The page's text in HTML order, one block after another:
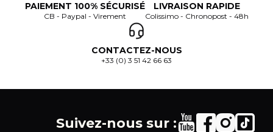
PAIEMENT 100% SÉCURISÉ
CB - Paypal - Virement
LIVRAISON RAPIDE
Colissimo - Chronopost - 48h
CONTACTEZ-NOUS
+33 (0) 3 51 42 66 63
Suivez-nous sur :